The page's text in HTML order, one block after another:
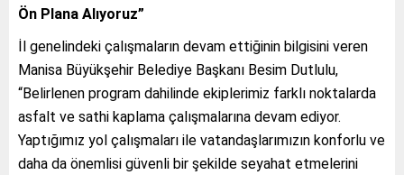
Ön Plana Alıyoruz”
İl genelindeki çalışmaların devam ettiğinin bilgisini veren
Manisa Büyükşehir Belediye Başkanı Besim Dutlulu,
“Belirlenen program dahilinde ekiplerimiz farklı noktalarda
asfalt ve sathi kaplama çalışmalarına devam ediyor.
Yaptığımız yol çalışmaları ile vatandaşlarımızın konforlu ve
daha da önemlisi güvenli bir şekilde seyahat etmelerini